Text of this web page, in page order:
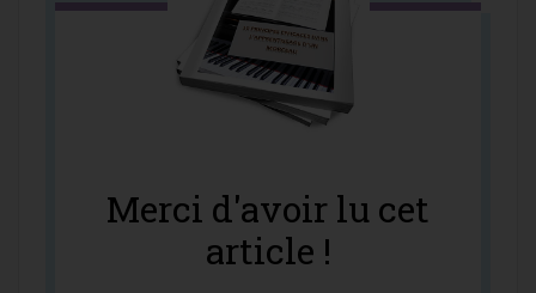
Merci d'avoir lu cet
article !